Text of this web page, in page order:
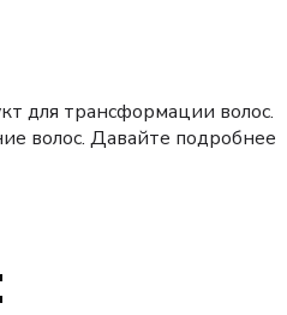
для трансформации волос.
волос. Давайте подробнее